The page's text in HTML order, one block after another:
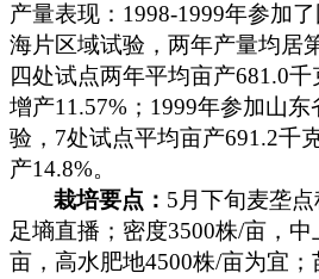
产量表现： 1998-1999年参加
海片区域试验，两年产量均居
四处试点两年平均亩产681.0千
增产11.57% ； 1999年参加山东
验， 7处试点平均亩产691.2千
产14.8%。
栽培要点： 5 月下旬麦垄
足墒直播；密度3500株/亩，中
亩，高水肥地4500株/亩为宜；